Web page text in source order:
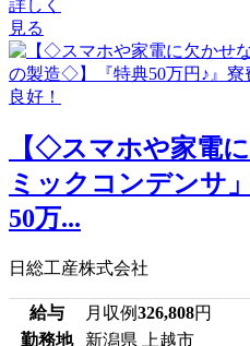
詳しく
見る
【◇スマホや家電
ミックコンデンサ
50万...
日総工産株式会社
給与 月収例326,808円
勤務地
新潟県 上越市